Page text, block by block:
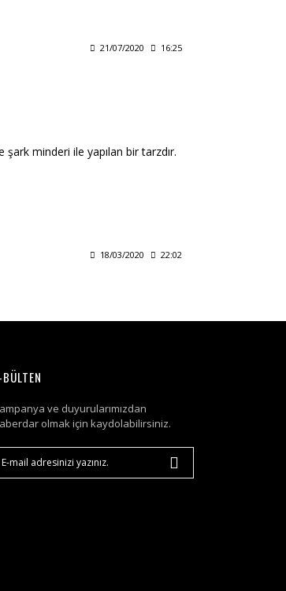
21/07/2020 16:25
minderi ile yapılan bir tarzdır.
18/03/2020 22:02
BÜLTEN
ve duyurularımızdan
olmak için kaydolabilirsiniz.